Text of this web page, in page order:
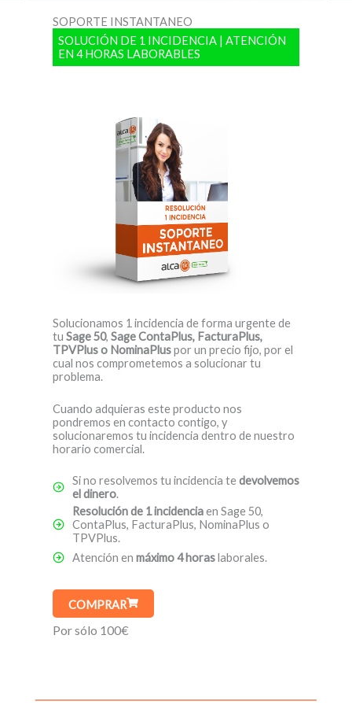
SOPORTE INSTANTANEO
SOLUCIÓN DE 1 INCIDENCIA | ATENCIÓN
EN 4 HORAS LABORABLES
Solucionamos 1 incidencia de forma urgente de
tu Sage 50,Sage ContaPlus, FacturaPlus,
TPVPlus o NominaPluspor un precio fijo, por el
cual nos comprometemos a solucionar tu
problema.
Cuando adquieras este producto nos
pondremos en contacto contigo, y
solucionaremos tu incidencia dentro de nuestro
horario comercial.
Si no resolvemos tu incidencia tedevolvemos
el dinero.
Resolución de 1 incidenciaen Sage 50,
ContaPlus, FacturaPlus, NominaPlus o
TPVPlus.
Atención en máximo 4 horaslaborales.
COMPRAR
Por sólo 100€